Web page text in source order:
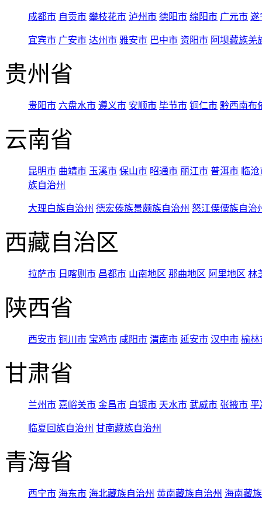
成都市 自贡市 攀枝花市 泸州市 德阳市 绵阳市 广元市 遂
宜宾市 广安市 达州市 雅安市 巴中市 资阳市 阿坝藏族羌
贵州省
贵阳市 六盘水市 遵义市 安顺市 毕节市 铜仁市 黔西南布
云南省
昆明市 曲靖市 玉溪市 保山市 昭通市 丽江市 普洱市 临
族自治州
大理白族自治州 德宏傣族景颇族自治州 怒江傈僳族自治
西藏自治区
拉萨市 日喀则市 昌都市 山南地区 那曲地区 阿里地区 林
陕西省
西安市 铜川市 宝鸡市 咸阳市 渭南市 延安市 汉中市 榆林
甘肃省
兰州市 嘉峪关市 金昌市 白银市 天水市 武威市 张掖市 平
临夏回族自治州 甘南藏族自治州
青海省
西宁市 海东市 海北藏族自治州 黄南藏族自治州 海南藏